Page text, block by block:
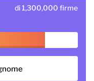
di 1,300,000 firme